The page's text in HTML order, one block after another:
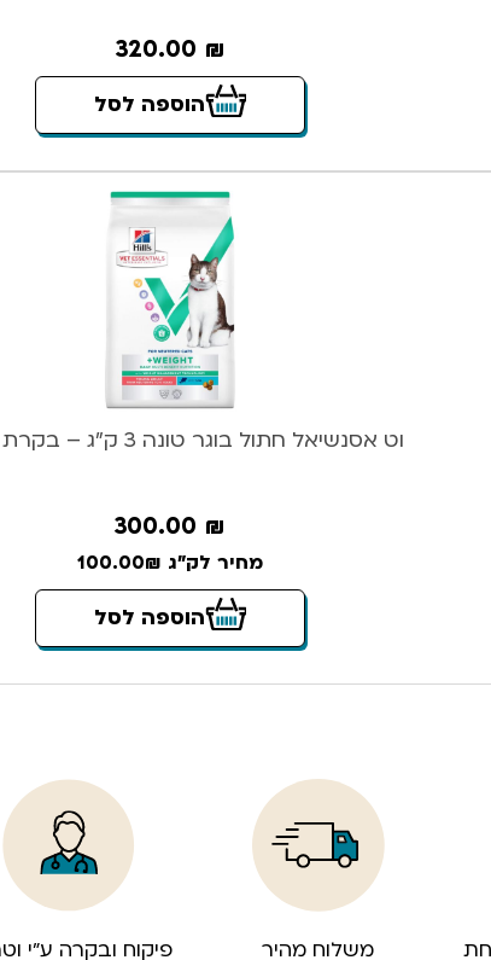
320.00 ₪
הוספה לסל
וט אסנשיאל חתול בוגר טונה 3 ק”ג – בקרת משקל
300.00 ₪
מחיר לק"ג 100.00₪
הוספה לסל
משלוח מהיר פיקוח ובקרה ע”י